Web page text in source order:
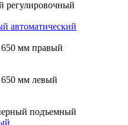
автоматический